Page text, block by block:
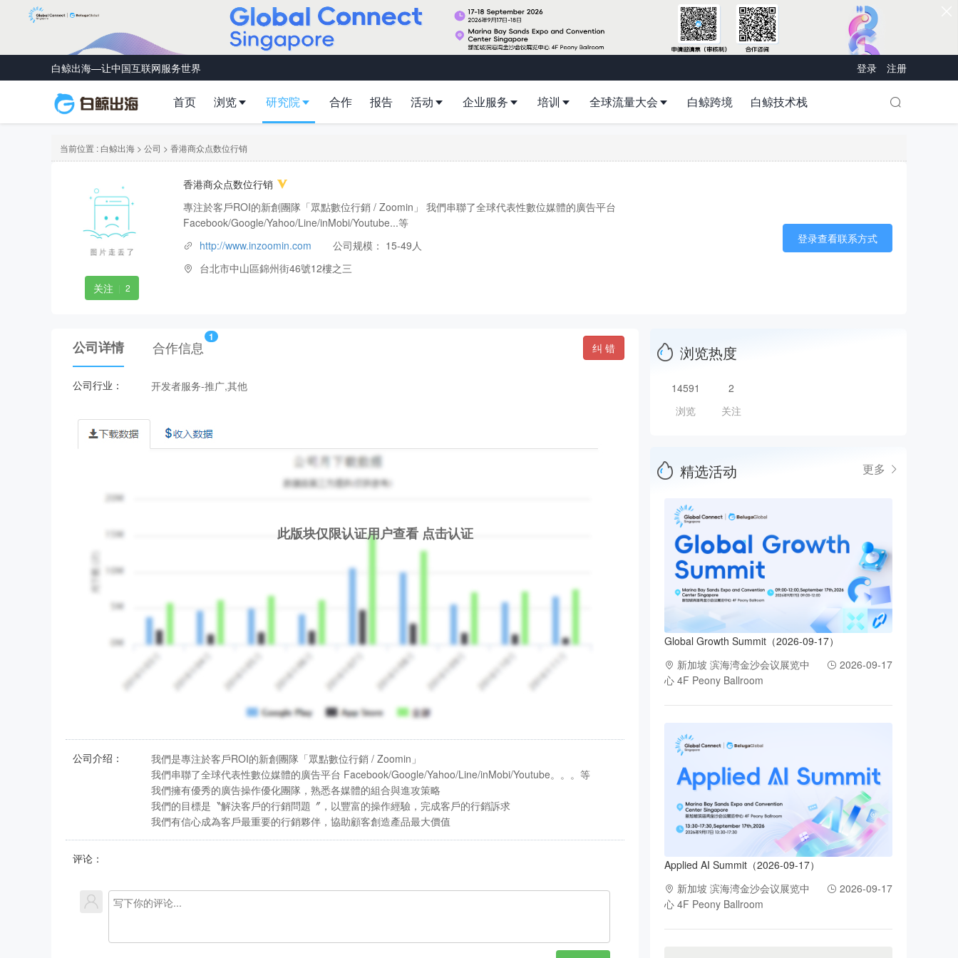
白鲸出海—让中国互联网服务世界 登录 注册
首页 浏览 研究院 合作 报告 活动 企业服务 培训 全球流量大会 白鲸跨境 白鲸技术栈
当前位置 : 白鲸出海 > 公司 > 香港商众点数位行销
关注 | 2
香港商众点数位行销
專注於客戶ROI的新創團隊「眾點數位行銷 / Zoomin」 我們串聯了全球代表性數位媒體的廣告平台
Facebook/Google/Yahoo/Line/inMobi/Youtube...等
http://www.inzoomin.com
公司规模： 15-49人
台北市中山區錦州街46號12樓之三
登录查看联系方式
公司详情 合作信息
1
纠 错
公司行业： 开发者服务-推广,其他
此版块仅限认证用户查看 点击认证
公司介绍：
我們是專注於客戶ROI的新創團隊「眾點數位行銷 / Zoomin」
我們串聯了全球代表性數位媒體的廣告平台 Facebook/Google/Yahoo/Line/inMobi/Youtube。。。等
我們擁有優秀的廣告操作優化團隊，熟悉各媒體的組合與進攻策略
我們的目標是〝解決客戶的行銷問題〞，以豐富的操作經驗，完成客戶的行銷訴求
我們有信心成為客戶最重要的行銷夥伴，協助顧客創造產品最大價值
评论：
浏览热度
14591
浏览
2
关注
精选活动 更多
Global Growth Summit（2026-09-17）
新加坡 滨海湾金沙会议展览中
心 4F Peony Ballroom
2026-09-17
Applied AI Summit（2026-09-17）
新加坡 滨海湾金沙会议展览中
心 4F Peony Ballroom
2026-09-17